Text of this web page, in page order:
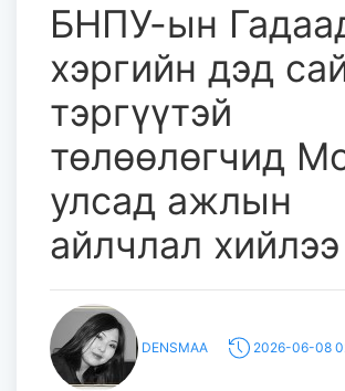
БНПУ-ын
хэргийн дэд
тэргүүтэй
төлөөлөгчид
улсад ажлын
айлчлал хийлээ
DENSMAA 2026-06-08